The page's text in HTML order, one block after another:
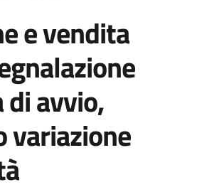
e vendita
avvio,
variazione